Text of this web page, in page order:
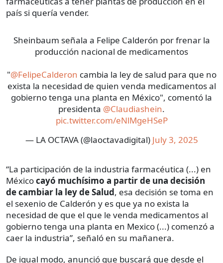
país si quería vender.
Sheinbaum señala a Felipe Calderón por frenar la
producción nacional de medicamentos
"@FelipeCalderon cambia la ley de salud para que no
exista la necesidad de quien venda medicamentos al
gobierno tenga una planta en México", comentó la
presidenta @Claudiashein.
pic.twitter.com/eNlMgeHSeP
— LA OCTAVA (@laoctavadigital) July 3, 2025
“La participación de la industria farmacéutica (...) en
Méxicocayó muchísimo a partir de una decisión
de cambiar la ley de Salud, esa decisión se toma en
el sexenio de Calderón y es que ya no exista la
necesidad de que el que le venda medicamentos al
gobierno tenga una planta en Mexico (...) comenzó a
caer la industria”, señaló en su mañanera.
De igual modo, anunció que buscará que desde el